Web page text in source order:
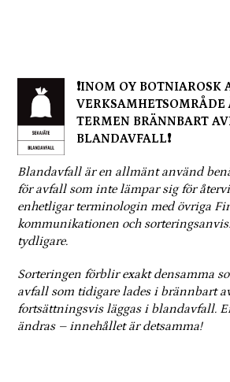
❗INOM OY BOTNIAROSK
VERKSAMHETSOMRÅDE
TERMEN BRÄNNBART
BLANDAVFALL❗
Blandavfall är en allmänt använd
för avfall som inte lämpar sig för
enhetligar terminologin med övriga
kommunikationen och
tydligare.
Sorteringen förblir exakt densamma
avfall som tidigare lades i brännbart
fortsättningsvis läggas i blandavfall.
ändras – innehållet är detsamma!